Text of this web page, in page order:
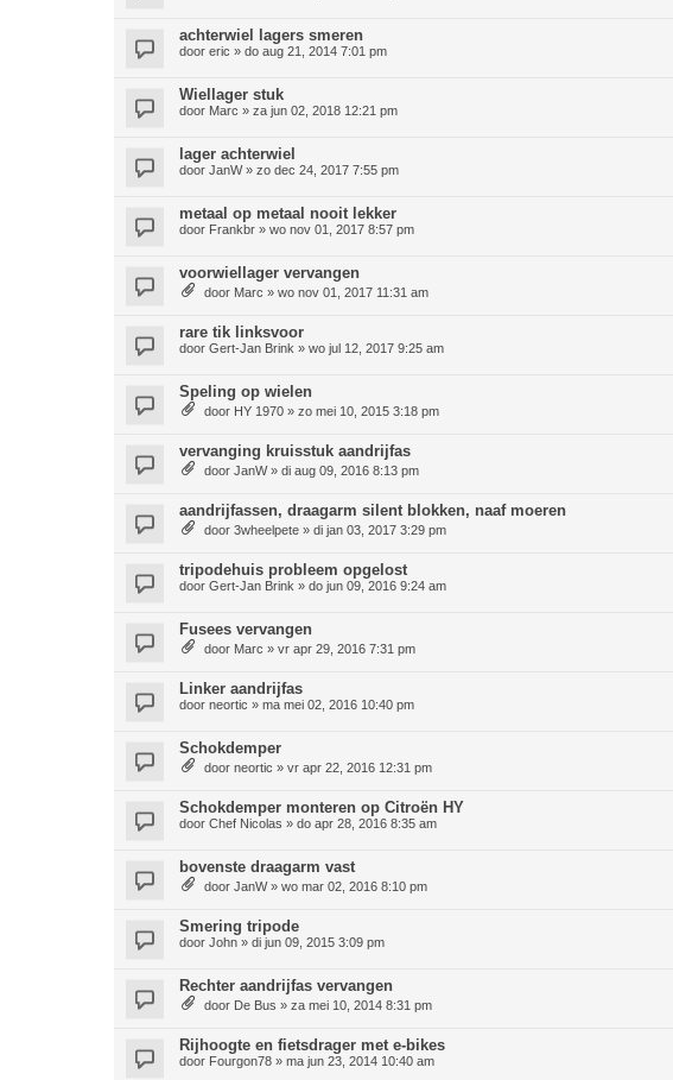
achterwiel lagers smeren
door eric » do aug 21, 2014 7:01 pm
Wiellager stuk
door Marc » za jun 02, 2018 12:21 pm
lager achterwiel
door JanW» zo dec 24, 2017 7:55 pm
metaal op metaal nooit lekker
door Frankbr » wo nov 01, 2017 8:57 pm
voorwiellager vervangen
door Marc » wo nov 01, 2017 11:31 am
rare tik linksvoor
door Gert-Jan Brink » wo jul 12, 2017 9:25 am
Speling op wielen
door HY 1970 » zo mei 10, 2015 3:18 pm
vervanging kruisstuk aandrijfas
door JanW» di aug 09, 2016 8:13 pm
aandrijfassen, draagarm silent blokken, naaf moeren
door 3wheelpete » di jan 03, 2017 3:29 pm
tripodehuis probleem opgelost
door Gert-Jan Brink » do jun 09, 2016 9:24 am
Fusees vervangen
door Marc » vr apr 29, 2016 7:31 pm
Linker aandrijfas
door neortic » ma mei 02, 2016 10:40 pm
Schokdemper
door neortic » vr apr 22, 2016 12:31 pm
Schokdemper monteren op Citroën HY
door Chef Nicolas » do apr 28, 2016 8:35 am
bovenste draagarm vast
door JanW» wo mar 02, 2016 8:10 pm
Smering tripode
door John » di jun 09, 2015 3:09 pm
Rechter aandrijfas vervangen
door De Bus » za mei 10, 2014 8:31 pm
Rijhoogte en fietsdrager met e-bikes
door Fourgon78 » ma jun 23, 2014 10:40 am